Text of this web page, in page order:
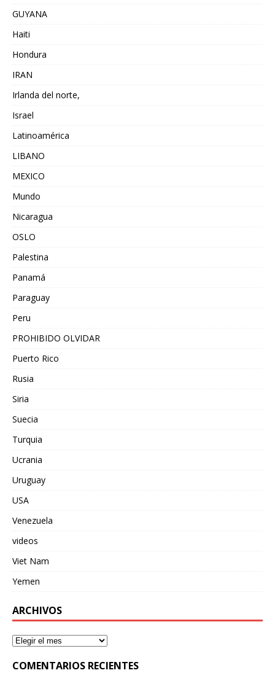
GUYANA
Haiti
Hondura
IRAN
Irlanda del norte,
Israel
Latinoamérica
LIBANO
MEXICO
Mundo
Nicaragua
OSLO
Palestina
Panamá
Paraguay
Peru
PROHIBIDO OLVIDAR
Puerto Rico
Rusia
Siria
Suecia
Turquia
Ucrania
Uruguay
USA
Venezuela
videos
Viet Nam
Yemen
ARCHIVOS
COMENTARIOS RECIENTES